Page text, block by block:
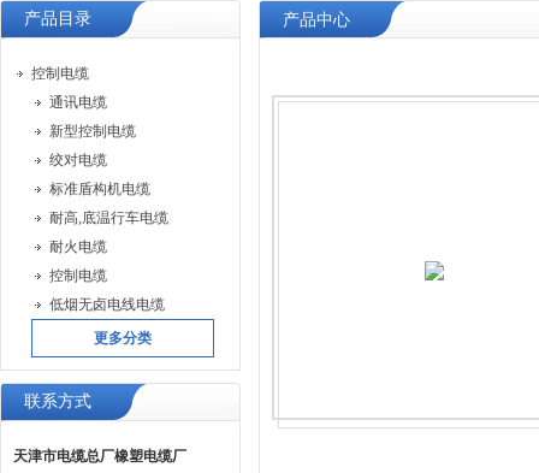
产品目录
控制电缆
通讯电缆
新型控制电缆
绞对电缆
标准盾构机电缆
耐高,底温行车电缆
耐火电缆
控制电缆
低烟无卤电线电缆
更多分类
联系方式
天津市电缆总厂橡塑电缆厂
产品中心